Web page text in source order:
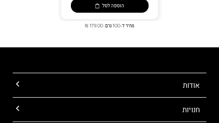
הוספה לסל
מחיר ל-100 גרם: 179.00 ₪
אודות
חנויות